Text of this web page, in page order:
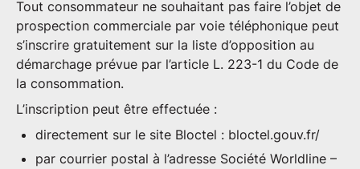
Tout consommateur ne souhaitant pas faire l’objet de
prospection commerciale par voie téléphonique peut
s’inscrire gratuitement sur la liste d’opposition au
démarchage prévue par l’article L. 223-1 du Code de
la consommation.
L’inscription peut être effectuée :
directement sur le site Bloctel : bloctel.gouv.fr/
par courrier postal à l’adresse Société Worldline –